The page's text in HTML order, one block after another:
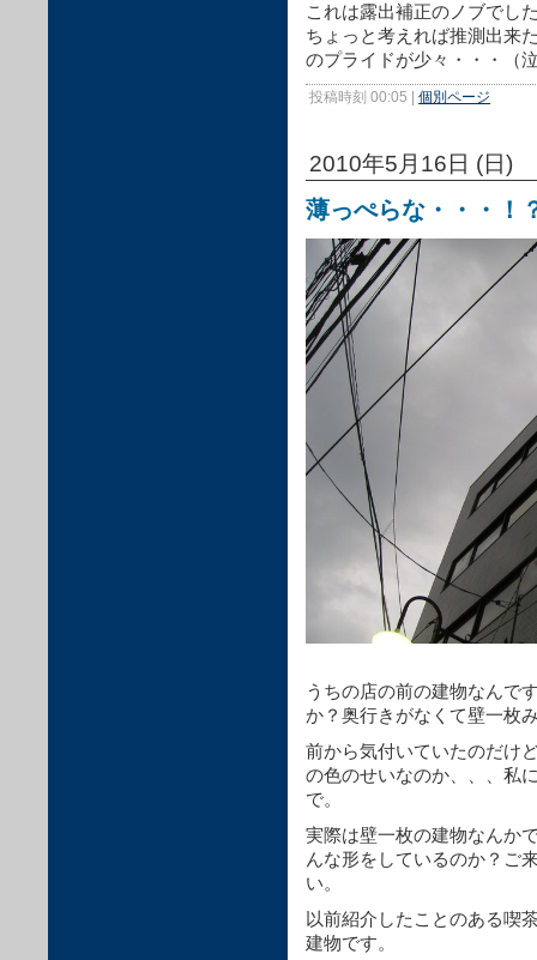
これは露出補正のノブでし
ちょっと考えれば推測出来
のプライドが少々・・・（
投稿時刻 00:05 個別ページ
2010年5月16日 (日)
薄っぺらな・・・！
うちの店の前の建物なんで
か？奥行きがなくて壁一枚
前から気付いていたのだけ
の色のせいなのか、、、私
で。
実際は壁一枚の建物なんか
んな形をしているのか？ご
い。
以前紹介したことのある喫
建物です。